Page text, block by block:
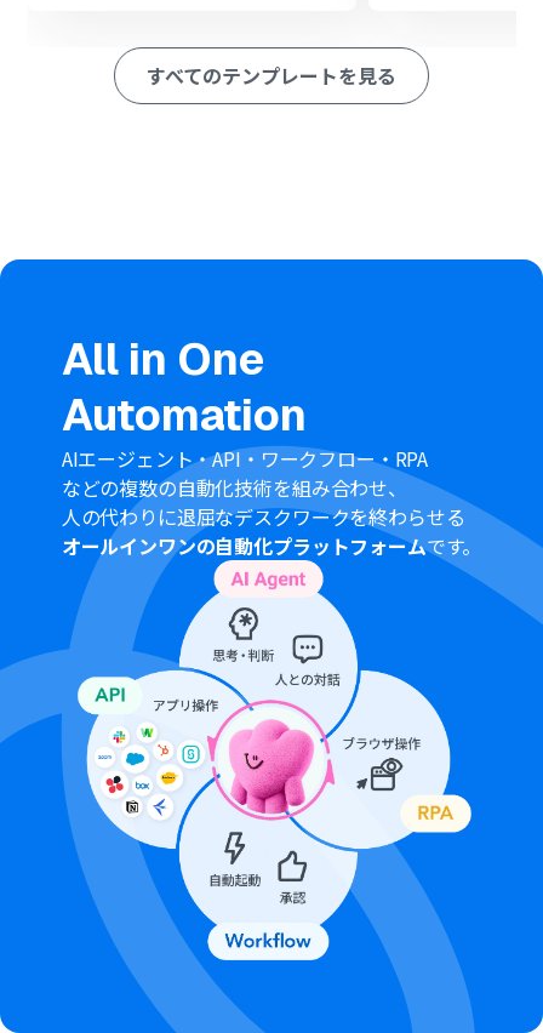
■このワークフローのカスタムポイント
分岐機能では、タスク名に特定のキーワードが含まれる
することも可能です。
い。
トリガーは5分、10分、15分、30分、60分の間隔で起動
間隔を選択できます。
プランによって最短の起動間隔が異なりますので、ご注意
ください。
分岐はミニプラン以上のプランでご利用いただける機能
（オペレーション）となっております。フリープランの場
合は設定しているフローボットのオペレーションはエラ
ーとなりますので、ご注意ください。
ミニプランなどの有料プランは、2週間の無料トライアル
を行うことが可能です。無料トライアル中には制限対象の
アプリや機能（オペレーション）を使用することができ
すべてのテンプレートを見る
All in One
Automation
AIエージェント・API・ワークフロー・RPA
などの複数の自動化技術を組み合わせ、
人の代わりに退屈なデスクワークを終わらせる
オールインワンの自動化プラットフォームです。